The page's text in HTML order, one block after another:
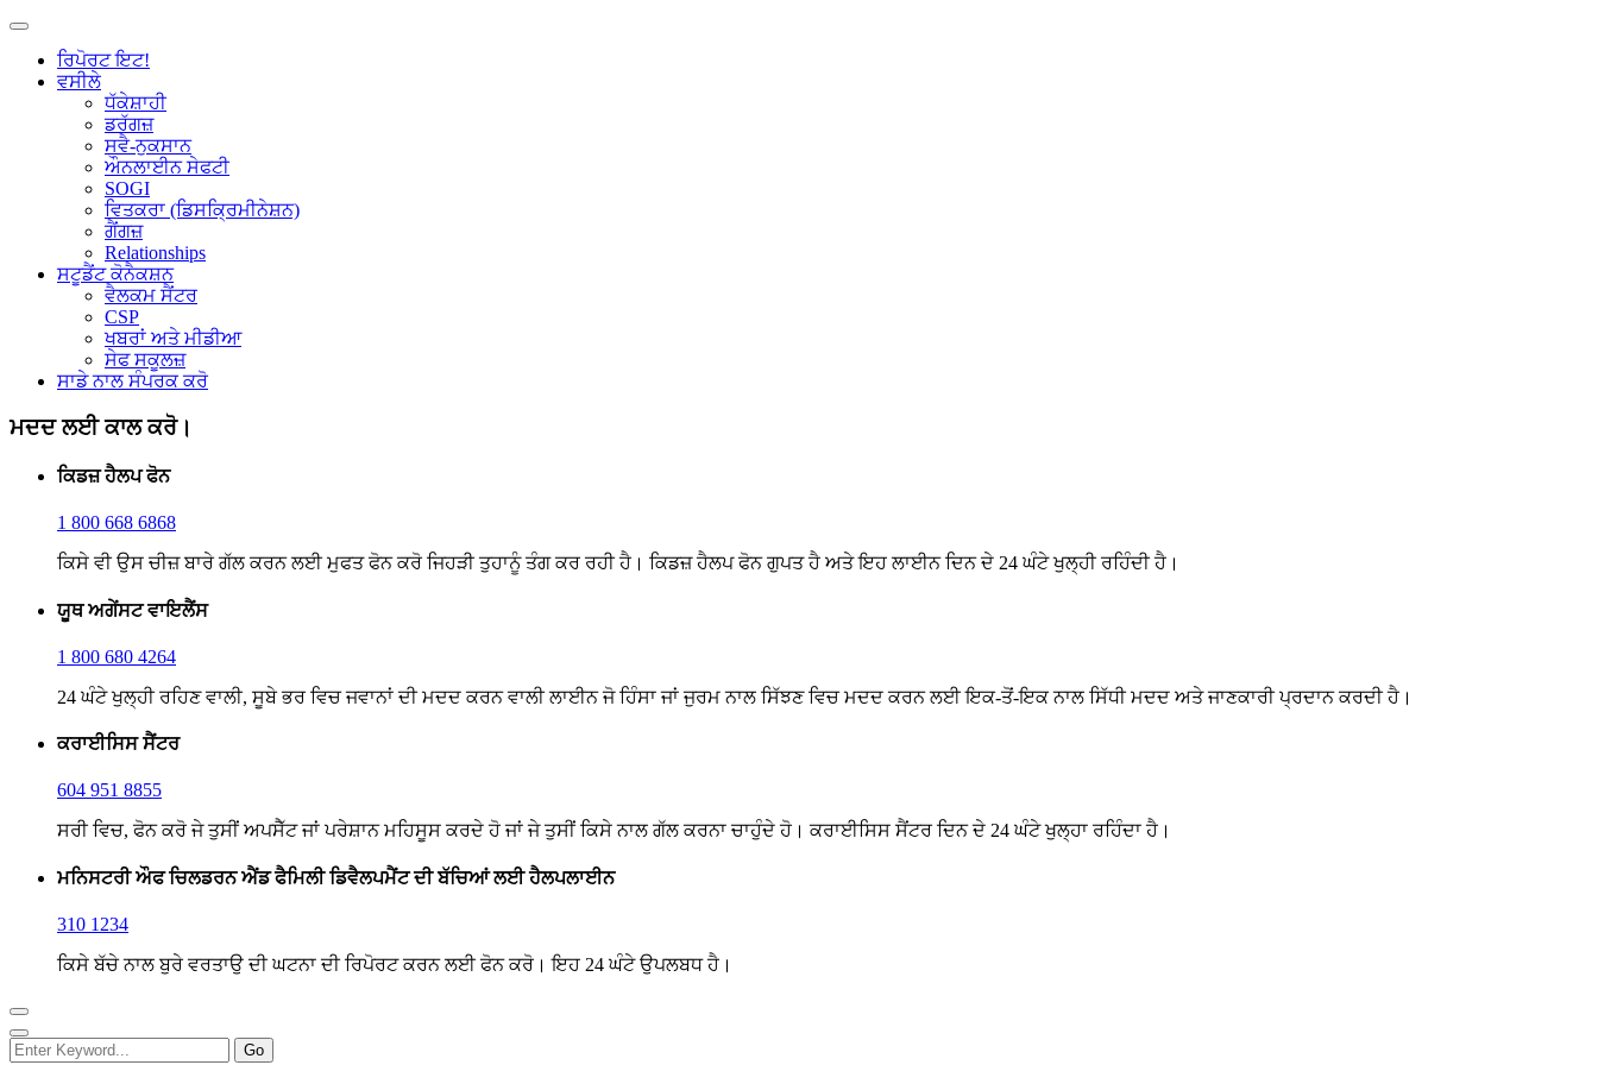
ਰਿਪੋਰਟ ਇਟ!
ਵਸੀਲੇ
ਧੱਕੇਸ਼ਾਹੀ
ਡਰੱਗਜ਼
ਸਵੈ-ਨੁਕਸਾਨ
ਔਨਲਾਈਨ ਸੇਫਟੀ
SOGI
ਵਿਤਕਰਾ (ਡਿਸਕ੍ਰਿਮੀਨੇਸ਼ਨ)
ਗੈਂਗਜ਼
Relationships
ਸਟੂਡੈਂਟ ਕੋਨੈਕਸ਼ਨ
ਵੈਲਕਮ ਸੈਂਟਰ
CSP
ਖਬਰਾਂ ਅਤੇ ਮੀਡੀਆ
ਸੇਫ ਸਕੂਲਜ਼
ਸਾਡੇ ਨਾਲ ਸੰਪਰਕ ਕਰੋ
ਮਦਦ ਲਈ ਕਾਲ ਕਰੋ।
ਕਿਡਜ਼ ਹੈਲਪ ਫੋਨ
1 800 668 6868
ਕਿਸੇ ਵੀ ਉਸ ਚੀਜ਼ ਬਾਰੇ ਗੱਲ ਕਰਨ ਲਈ ਮੁਫਤ ਫੋਨ ਕਰੋ ਜਿਹੜੀ ਤੁਹਾਨੂੰ ਤੰਗ ਕਰ ਰਹੀ ਹੈ। ਕਿਡਜ਼ ਹੈਲਪ ਫੋਨ ਗੁਪਤ ਹੈ ਅਤੇ ਇਹ ਲਾਈਨ ਦਿਨ ਦੇ 24 ਘੰਟੇ ਖੁਲ੍ਹੀ ਰਹਿੰਦੀ ਹੈ।
ਯੂਥ ਅਗੇਂਸਟ ਵਾਇਲੈਂਸ
1 800 680 4264
24 ਘੰਟੇ ਖੁਲ੍ਹੀ ਰਹਿਣ ਵਾਲੀ, ਸੂਬੇ ਭਰ ਵਿਚ ਜਵਾਨਾਂ ਦੀ ਮਦਦ ਕਰਨ ਵਾਲੀ ਲਾਈਨ ਜੋ ਹਿੰਸਾ ਜਾਂ ਜੁਰਮ ਨਾਲ ਸਿੱਝਣ ਵਿਚ ਮਦਦ ਕਰਨ ਲਈ ਇਕ-ਤੋਂ-ਇਕ ਨਾਲ ਸਿੱਧੀ ਮਦਦ ਅਤੇ ਜਾਣਕਾਰੀ ਪ੍ਰਦਾਨ ਕਰਦੀ ਹੈ।
ਕਰਾਈਸਿਸ ਸੈਂਟਰ
604 951 8855
ਸਰੀ ਵਿਚ, ਫੋਨ ਕਰੋ ਜੇ ਤੁਸੀਂ ਅਪਸੈੱਟ ਜਾਂ ਪਰੇਸ਼ਾਨ ਮਹਿਸੂਸ ਕਰਦੇ ਹੋ ਜਾਂ ਜੇ ਤੁਸੀਂ ਕਿਸੇ ਨਾਲ ਗੱਲ ਕਰਨਾ ਚਾਹੁੰਦੇ ਹੋ। ਕਰਾਈਸਿਸ ਸੈਂਟਰ ਦਿਨ ਦੇ 24 ਘੰਟੇ ਖੁਲ੍ਹਾ ਰਹਿੰਦਾ ਹੈ।
ਮਨਿਸਟਰੀ ਔਫ ਚਿਲਡਰਨ ਐਂਡ ਫੈਮਿਲੀ ਡਿਵੈਲਪਮੈਂਟ ਦੀ ਬੱਚਿਆਂ ਲਈ ਹੈਲਪਲਾਈਨ
310 1234
ਕਿਸੇ ਬੱਚੇ ਨਾਲ ਬੁਰੇ ਵਰਤਾਉ ਦੀ ਘਟਨਾ ਦੀ ਰਿਪੋਰਟ ਕਰਨ ਲਈ ਫੋਨ ਕਰੋ। ਇਹ 24 ਘੰਟੇ ਉਪਲਬਧ ਹੈ।